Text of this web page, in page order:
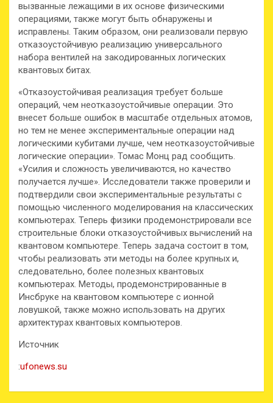
вызванные лежащими в их основе физическими
операциями, также могут быть обнаружены и
исправлены. Таким образом, они реализовали первую
отказоустойчивую реализацию универсального
набора вентилей на закодированных логических
квантовых битах.
«Отказоустойчивая реализация требует больше
операций, чем неотказоустойчивые операции. Это
внесет больше ошибок в масштабе отдельных атомов,
но тем не менее экспериментальные операции над
логическими кубитами лучше, чем неотказоустойчивые
логические операции». Томас Монц рад сообщить.
«Усилия и сложность увеличиваются, но качество
получается лучше». Исследователи также проверили и
подтвердили свои экспериментальные результаты с
помощью численного моделирования на классических
компьютерах. Теперь физики продемонстрировали все
строительные блоки отказоустойчивых вычислений на
квантовом компьютере. Теперь задача состоит в том,
чтобы реализовать эти методы на более крупных и,
следовательно, более полезных квантовых
компьютерах. Методы, продемонстрированные в
Инсбруке на квантовом компьютере с ионной
ловушкой, также можно использовать на других
архитектурах квантовых компьютеров.
Источник
:ufonews.su